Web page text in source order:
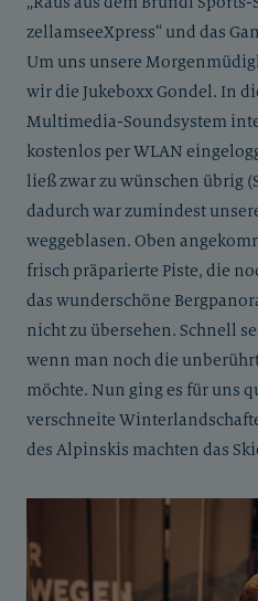
zellamseeXpress“ und das
Um uns unsere
wir die Jukeboxx Gondel. In
Multimedia-Soundsystem
kostenlos per WLAN
ließ zwar zu wünschen übrig
dadurch war zumindest
weggeblasen. Oben
frisch präparierte Piste, die
das wunderschöne
nicht zu übersehen. Schnell
wenn man noch die
möchte. Nun ging es für uns
verschneite
des Alpinskis machten das